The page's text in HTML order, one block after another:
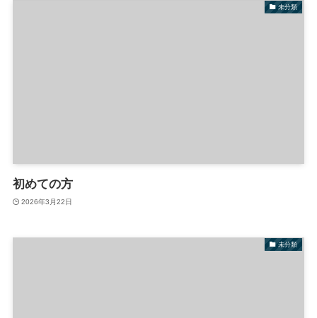
未分類
初めての方
2026年3月22日
未分類